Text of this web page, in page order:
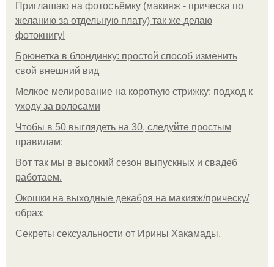
Приглашаю на фотосъёмку (макияж - прическа по
желанию за отдельную плату) так же делаю
фотокнигу!
Брюнетка в блондинку: простой способ изменить
свой внешний вид
Мелкое мелирование на короткую стрижку: подход к
уходу за волосами
Чтобы в 50 выглядеть на 30, следуйте простым
правилам:
Вот так мы в высокий сезон выпускных и свадеб
работаем.
Окошки на выходные декабря на макияж/прическу/
образ:
Секреты сексуальности от Ирины Хакамады.